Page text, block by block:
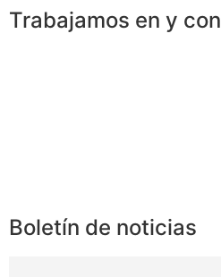
Trabajamos en y con
Boletín de noticias